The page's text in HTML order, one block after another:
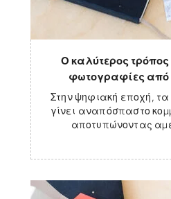
Ο καλύτερος
φωτογραφίες από
Στην ψηφιακή εποχή,
γίνει αναπόσπαστο
αποτυπώνοντας